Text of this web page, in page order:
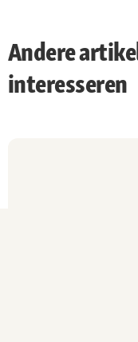
Andere
interesseren